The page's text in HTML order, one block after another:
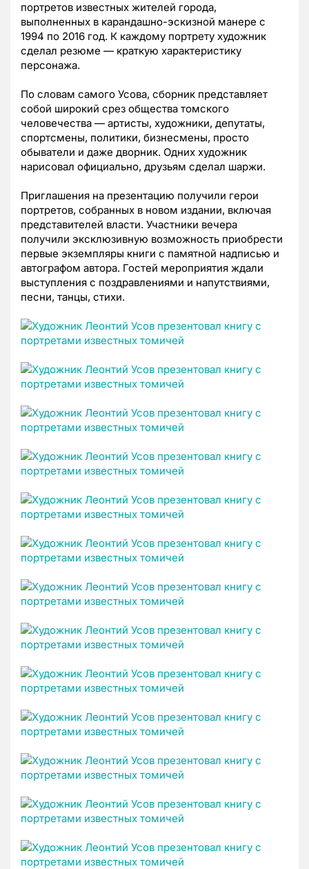
портретов известных жителей города,
выполненных в карандашно-эскизной манере с
1994 по 2016 год. К каждому портрету художник
сделал резюме — краткую характеристику
персонажа.
По словам самого Усова, сборник представляет
собой широкий срез общества томского
человечества — артисты, художники, депутаты,
спортсмены, политики, бизнесмены, просто
обыватели и даже дворник. Одних художник
нарисовал официально, друзьям сделал шаржи.
Приглашения на презентацию получили герои
портретов, собранных в новом издании, включая
представителей власти. Участники вечера
получили эксклюзивную возможность приобрести
первые экземпляры книги с памятной надписью и
автографом автора. Гостей мероприятия ждали
выступления с поздравлениями и напутствиями,
песни, танцы, стихи.